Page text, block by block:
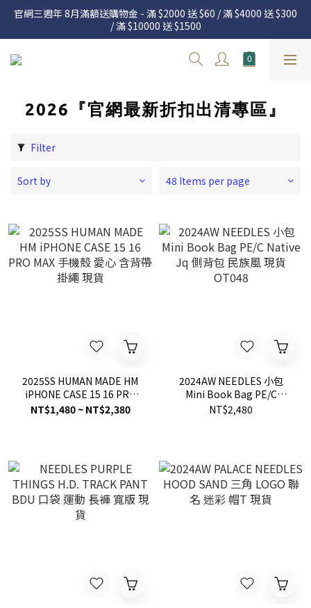
官網三週年 8月滿額送購物金 - 滿 $2000 送 $60 / 滿 $4000 送 $300
/ 滿 $10000 送 $1500
官網三週年 8月滿額送購物金 - 滿 $2000 送 $60 / 滿 $4000 送 $300
/ 滿 $10000 送 $1500
7.22 – 8.13 日本連線中，絕對讓你買到爆
Welcome
2026『官網最新折扣出清專區』
Filter
Sort by 48 Items per page
2025SS HUMAN MADE HM
iPHONE CASE 15 16 PRO
MAX 手機殼 愛心 含背帶 掛
NT$1,480 ~ NT$2,380
2024AW NEEDLES 小包
Mini Book Bag PE/C
Native Jq 側背包 民族風 現
NT$2,480